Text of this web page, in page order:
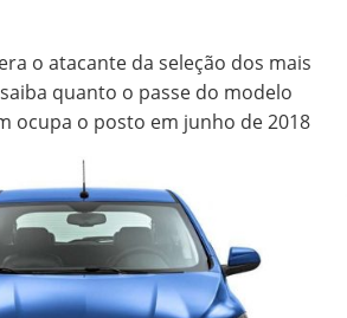
o atacante da seleção dos mais
quanto o passe do modelo
ocupa o posto em junho de 2018